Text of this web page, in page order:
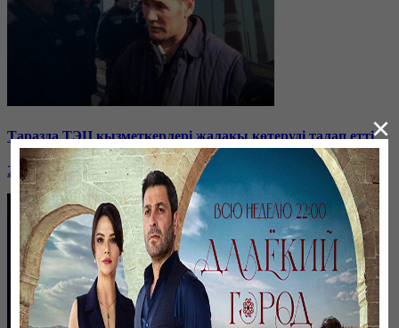
Таразда ТЭЦ қызметкерлері жалақы көтеруді талап етті
26 января, 19:36
×